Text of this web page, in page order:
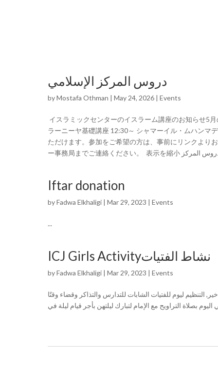
دروس المركز الإسلامي
byMostafa Othman | May 24, 2026 | Events
イスラミックセンターのイスラーム講座のお知らせ5
ラーニーヤ基礎講座 12:30～ シャマーイル・ムハンマ
ただけます。参加をご希望の方は、事前にリンクより
Iftar donation
byFadwa Elkhaligi | Mar 29, 2023 | Events
...
ICJ Girls Activityنشاط الفتيات
byFadwa Elkhaligi | Mar 29, 2023 | Events
التنظيم ليوم للفتيات الشابات للتدارس والتذاكر وقضاء وقتًا